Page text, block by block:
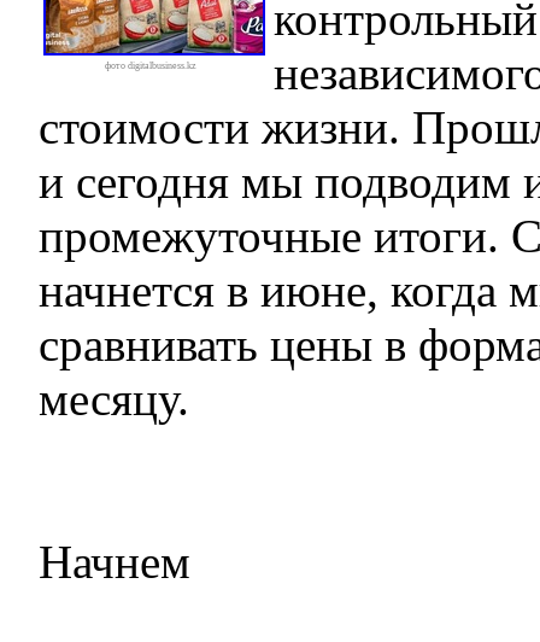
фото digitalbusiness.kz
стоимости жизни.
и сегодня мы подводим
промежуточные итоги.
начнется в июне, когда
сравнивать цены в
месяцу.
Начнем